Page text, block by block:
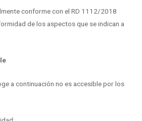
conforme con el RD 1112/2018
de los aspectos que se indican a
a continuación no es accesible por los